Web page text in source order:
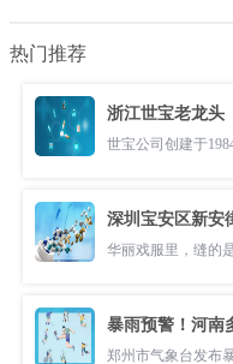
热门推荐
浙江世宝老龙头
深圳宝安区新安
暴雨预警！河南